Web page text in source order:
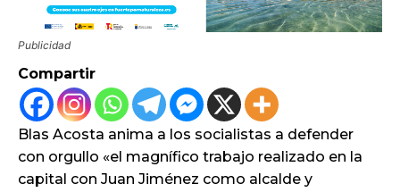
Publicidad
Compartir
Blas Acosta anima a los socialistas a defender
con orgullo «el magnífico trabajo realizado en la
capital con Juan Jiménez como alcalde y